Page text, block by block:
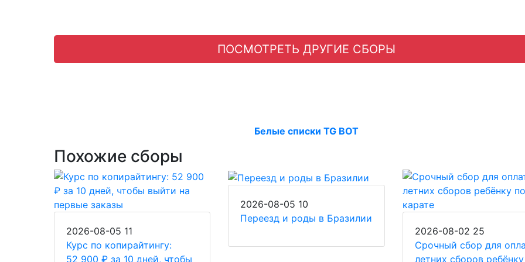
ПОСМОТРЕТЬ ДРУГИЕ СБОРЫ
Белые списки TG BOT
Похожие сборы
2026-08-05 11
Курс по копирайтингу:
52 900 ₽ за 10 дней, чтобы
2026-08-05 10
Переезд и роды в Бразилии
2026-08-02 25
Срочный сбор для
летних сборов